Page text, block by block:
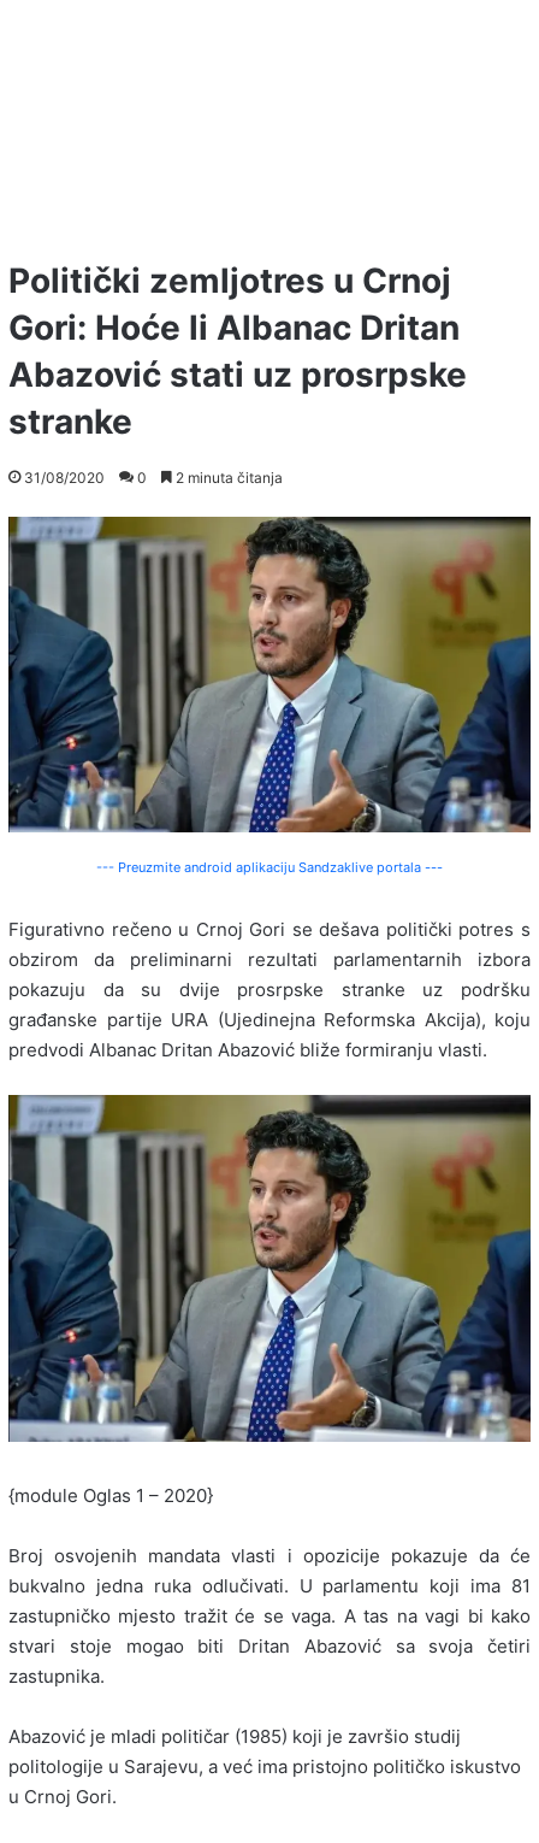
Politički zemljotres u Crnoj
Gori: Hoće li Albanac Dritan
Abazović stati uz prosrpske
stranke
31/08/2020 0 2 minuta čitanja
--- Preuzmite android aplikaciju Sandzaklive portala ---
Figurativno rečeno u Crnoj Gori se dešava politički potres s
obzirom da preliminarni rezultati parlamentarnih izbora
pokazuju da su dvije prosrpske stranke uz podršku
građanske partije URA (Ujedinejna Reformska Akcija), koju
predvodi Albanac Dritan Abazović bliže formiranju vlasti.
{module Oglas 1 – 2020}
Broj osvojenih mandata vlasti i opozicije pokazuje da će
bukvalno jedna ruka odlučivati. U parlamentu koji ima 81
zastupničko mjesto tražit će se vaga. A tas na vagi bi kako
stvari stoje mogao biti Dritan Abazović sa svoja četiri
zastupnika.
Abazović je mladi političar (1985) koji je završio studij
politologije u Sarajevu, a već ima pristojno političko iskustvo
u Crnoj Gori.